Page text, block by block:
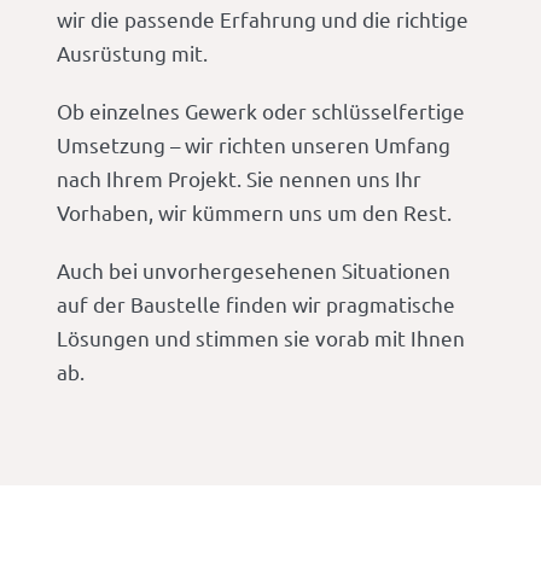
wir die passende Erfahrung und die richtige
Ausrüstung mit.
Ob einzelnes Gewerk oder schlüsselfertige
Umsetzung – wir richten unseren Umfang
nach Ihrem Projekt. Sie nennen uns Ihr
Vorhaben, wir kümmern uns um den Rest.
Auch bei unvorhergesehenen Situationen
auf der Baustelle finden wir pragmatische
Lösungen und stimmen sie vorab mit Ihnen
ab.